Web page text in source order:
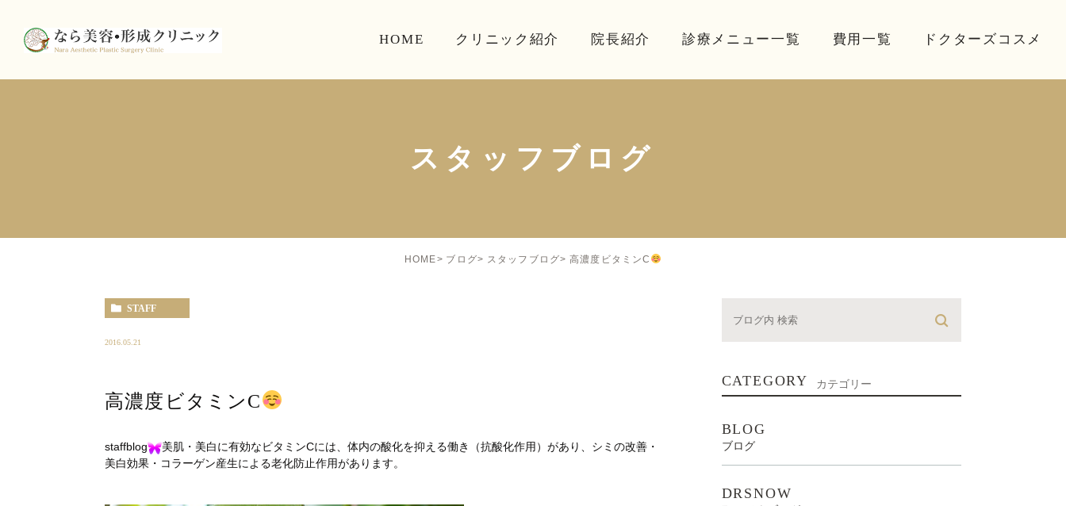
HOME クリニック紹介 院長紹介 診療メニュー一覧 費用一覧 ドクターズコスメ
スタッフブログ
HOME ブログ スタッフブログ 高濃度ビタミンC
STAFF
2016.05.21
高濃度ビタミンC
staffblog
美肌・美白に有効なビタミンCには、体内の酸化を抑える働き（抗酸化作用）があり、シミの改善・
美白効果・コラーゲン産生による老化防止作用があります。
CATEGORY カテゴリー
BLOG
ブログ
DRSNOW